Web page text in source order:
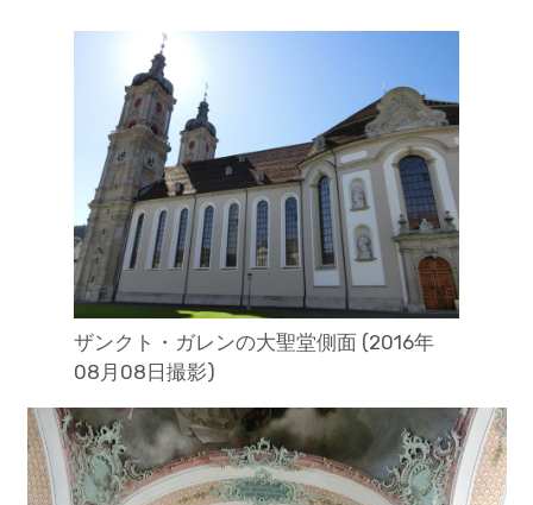
ザンクト・ガレンの大聖堂側面 (2016年
08月08日撮影)